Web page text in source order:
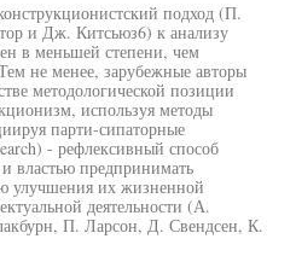
подход (П.
и Дж. Китсьюз6) к анализу
в меньшей степени, чем
не менее, зарубежные авторы
методологической позиции
используя методы
парти-сипаторные
- рефлексивный способ
властью предпринимать
улучшения их жизненной
деятельности (А.
П. Ларсон, Д. Свендсен, К.